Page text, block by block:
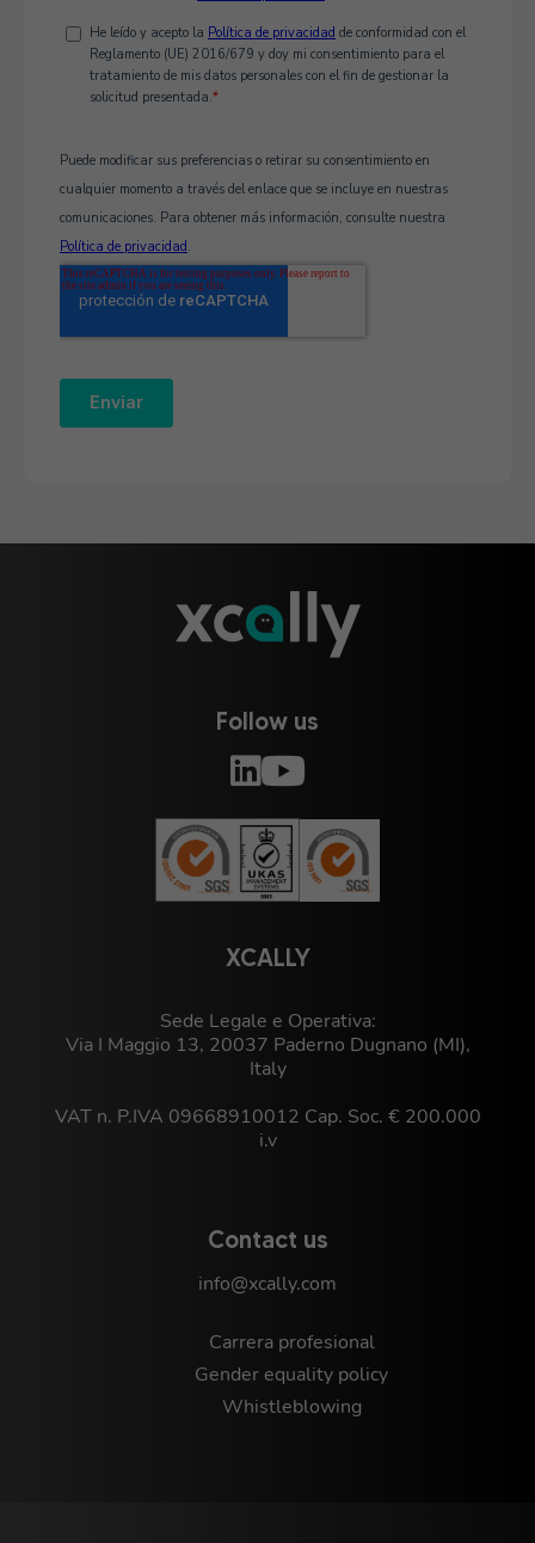
XCALLY
Sede Legale e Operativa:
Via I Maggio 13, 20037 Paderno Dugnano (MI),
Italy
VAT n. P.IVA 09668910012 Cap. Soc. € 200.000
i.v
Contact us
info@xcally.com
Carrera profesional
Gender equality policy
Whistleblowing
Follow us